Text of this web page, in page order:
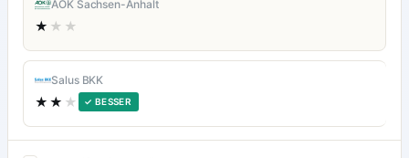
AOK Sachsen-Anhalt
★ ★★
Salus BKK
★★ ★ ✓ BESSER